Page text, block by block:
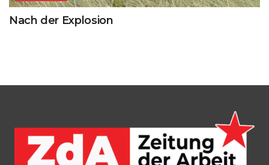
Nach der Explosion